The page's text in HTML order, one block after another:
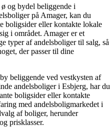
og bydel beliggende i
på Amager, kan du
boligsider eller kontakte lokale
i området. Amager er et
typer af andelsboliger til salg, så
der passer til dine
beliggende ved vestkysten af
andelsboliger i Esbjerg, har du
boligsider eller kontakte
med andelsboligmarkedet i
af boliger, herunder
prisklasser.